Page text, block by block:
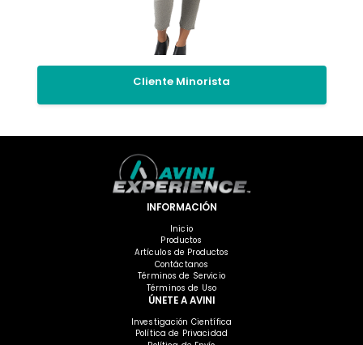
Cliente Minorista
INFORMACIÓN
Inicio
Productos
Artículos de Productos
Contáctanos
Términos de Servicio
Términos de Uso
ÚNETE A AVINI
Investigación Científica
Política de Privacidad